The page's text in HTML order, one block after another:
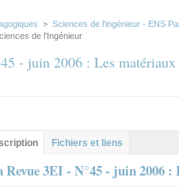
> Sciences de l'ingénieur - ENS
de l'Ingénieur
- juin 2006 : Les
principal
(onglet
actif)
Fichiers et liens
Revue 3EI - N°45 - juin 2006